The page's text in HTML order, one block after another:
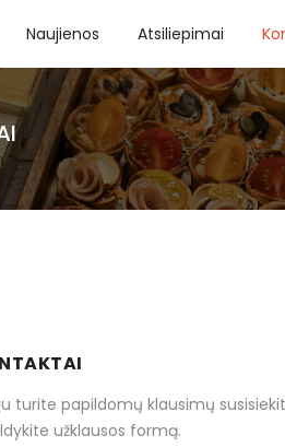
Naujienos Atsiliepimai
turite papildomų klausimų
užklausos formą.